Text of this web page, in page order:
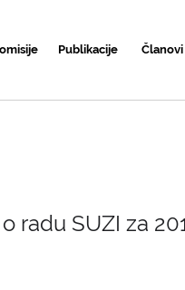
Publikacije Članovi
SUZI za